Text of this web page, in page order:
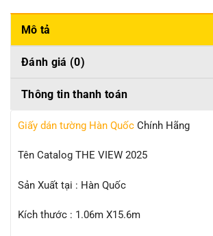
Mô tả
Đánh giá (0)
Thông tin thanh toán
Giấy dán tường Hàn Quốc Chính Hãng
Tên Catalog THE VIEW 2025
Sản Xuất tại : Hàn Quốc
Kích thước : 1.06m X15.6m